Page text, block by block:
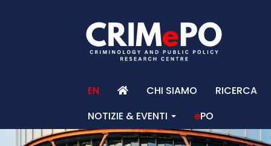
EN CHI SIAMO
RICERCA
NOTIZIE & EVENTI
ePO